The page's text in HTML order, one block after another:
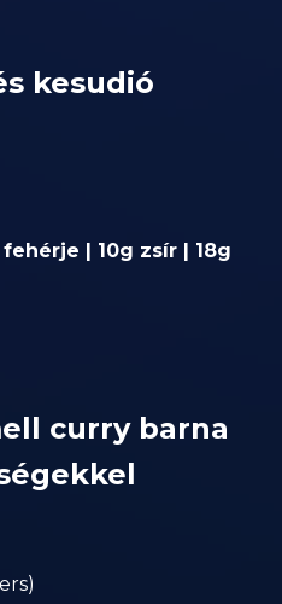
kesudió
| 10g zsír | 18g
curry barna